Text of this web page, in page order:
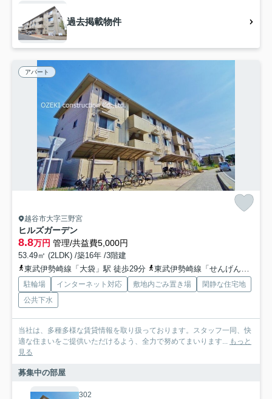
過去掲載物件
アパート
越谷市大字三野宮
ヒルズガーデン
8.8万円 管理/共益費5,000円
53.49㎡ (2LDK) /築16年 /3階建
東武伊勢崎線「大袋」駅 徒歩29分
東武伊勢崎線「せんげん台」駅 徒歩29分
駐輪場 インターネット対応 敷地内ごみ置き場
閑静な住宅地
公共下水
当社は、多種多様な賃貸情報を取り扱っております。スタッフ一同、快
適な住まいをご提供いただけるよう、全力で努めてまいります... もっと
見る
募集中の部屋
302